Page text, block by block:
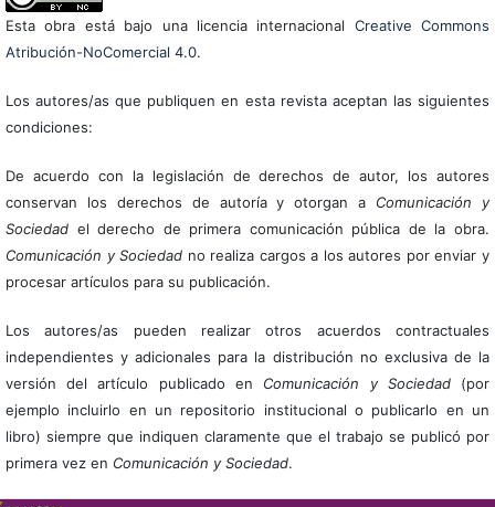
Esta obra está bajo una licencia internacional Creative Commons
Atribución-NoComercial 4.0.
Los autores/as que publiquen en esta revista aceptan las siguientes
condiciones:
De acuerdo con la legislación de derechos de autor, los autores
conservan los derechos de autoría y otorgan a Comunicación y
Sociedadel derecho de primera comunicación pública de la obra.
Comunicación y Sociedad no realiza cargos a los autores por enviar y
procesar artículos para su publicación.
Los autores/as pueden realizar otros acuerdos contractuales
independientes y adicionales para la distribución no exclusiva de la
versión del artículo publicado en Comunicación y Sociedad(por
ejemplo incluirlo en un repositorio institucional o publicarlo en un
libro) siempre que indiquen claramente que el trabajo se publicó por
primera vez en Comunicación y Sociedad.